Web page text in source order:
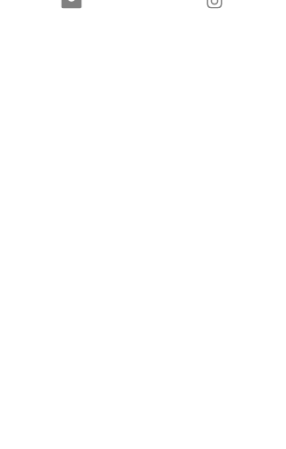
お打ち合わせは、現地またはオンライ